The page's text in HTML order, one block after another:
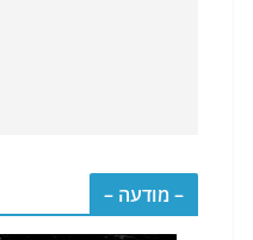
– מודעה –